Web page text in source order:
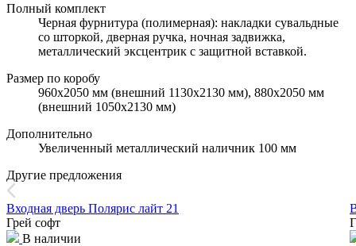
Полный комплект
Черная фурнитура (полимерная): накладки сувальдные
со шторкой, дверная ручка, ночная задвижка,
металлический эксцентрик с защитной вставкой.
Размер по коробу
960х2050 мм (внешний 1130х2130 мм), 880х2050 мм
(внешний 1050х2130 мм)
Дополнительно
Увеличенный металлический наличник 100 мм
Другие предложения
Входная дверь Полярис лайт 21
Грей софт
В наличии